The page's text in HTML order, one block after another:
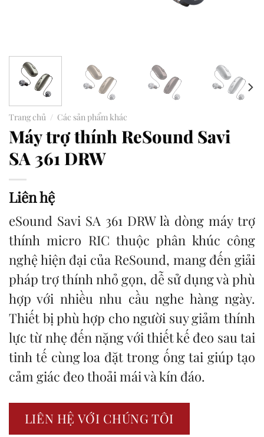
Trang chủ / Các sản phẩm khác
Máy trợ thính ReSound Savi
SA 361 DRW
Liên hệ
eSound Savi SA 361 DRW là dòng máy trợ
thính micro RIC thuộc phân khúc công
nghệ hiện đại của ReSound, mang đến giải
pháp trợ thính nhỏ gọn, dễ sử dụng và phù
hợp với nhiều nhu cầu nghe hàng ngày.
Thiết bị phù hợp cho người suy giảm thính
lực từ nhẹ đến nặng với thiết kế đeo sau tai
tinh tế cùng loa đặt trong ống tai giúp tạo
cảm giác đeo thoải mái và kín đáo.
LIÊN HỆ VỚI CHÚNG TÔI